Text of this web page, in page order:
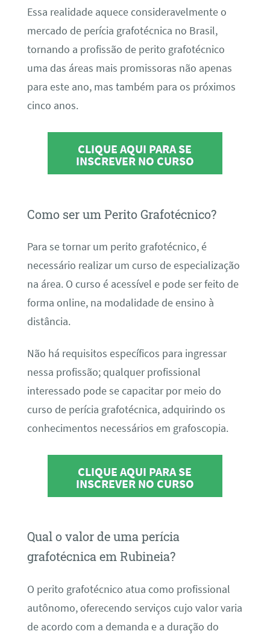
Essa realidade aquece consideravelmente o
mercado de perícia grafotécnica no Brasil,
tornando a profissão de perito grafotécnico
uma das áreas mais promissoras não apenas
para este ano, mas também para os próximos
cinco anos.
CLIQUE AQUI PARA SE
INSCREVER NO CURSO
Como ser um Perito Grafotécnico?
Para se tornar um perito grafotécnico, é
necessário realizar um curso de especialização
na área. O curso é acessível e pode ser feito de
forma online, na modalidade de ensino à
distância.
Não há requisitos específicos para ingressar
nessa profissão; qualquer profissional
interessado pode se capacitar por meio do
curso de perícia grafotécnica, adquirindo os
conhecimentos necessários em grafoscopia.
CLIQUE AQUI PARA SE
INSCREVER NO CURSO
Qual o valor de uma perícia
grafotécnica em Rubineia?
O perito grafotécnico atua como profissional
autônomo, oferecendo serviços cujo valor varia
de acordo com a demanda e a duração do